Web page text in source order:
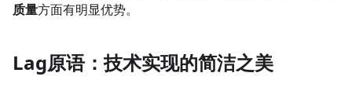
质量方面有明显优势。
Lag原语：技术实现的简洁之美